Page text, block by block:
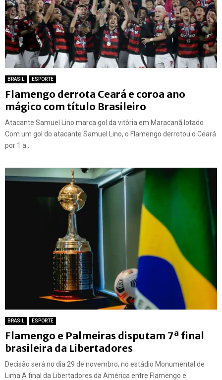
BRASIL ESPORTE
Flamengo derrota Ceará e coroa ano
mágico com título Brasileiro
Atacante Samuel Lino marca gol da vitória em Maracanã lotado
Com um gol do atacante Samuel Lino, o Flamengo derrotou o Ceará
por 1 a...
BRASIL ESPORTE
Flamengo e Palmeiras disputam 7ª final
brasileira da Libertadores
Decisão será no dia 29 de novembro, no estádio Monumental de
Lima A final da Libertadores da América entre Flamengo e